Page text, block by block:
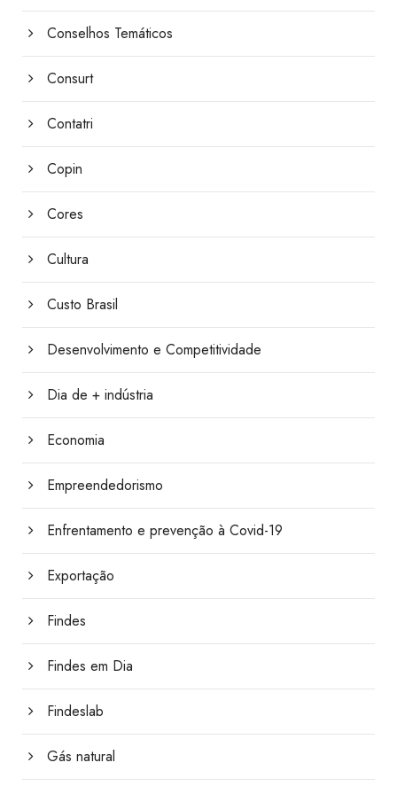
Conselhos Temáticos
Consurt
Contatri
Copin
Cores
Cultura
Custo Brasil
Desenvolvimento e Competitividade
Dia de + indústria
Economia
Empreendedorismo
Enfrentamento e prevenção à Covid-19
Exportação
Findes
Findes em Dia
Findeslab
Gás natural